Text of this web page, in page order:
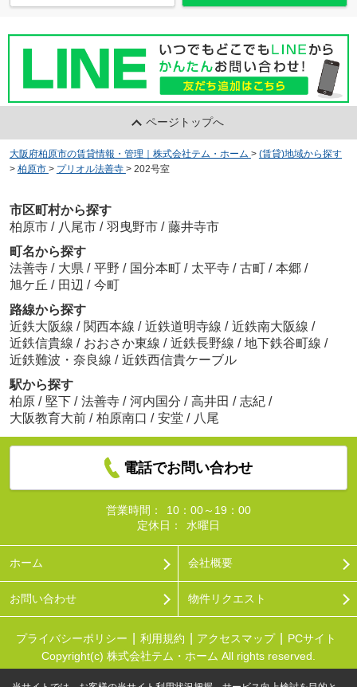
ページトップへ
大阪府柏原市の賃貸情報・管理｜株式会社テム・ホーム > (賃貸)地域から探す
> 柏原市 > プリオル法善寺 > 202号室
市区町村から探す
柏原市 / 八尾市 / 羽曳野市 / 藤井寺市
町名から探す
法善寺 / 大県 / 平野 / 国分本町 / 太平寺 / 古町 / 本郷 /
旭ケ丘 / 田辺 / 今町
路線から探す
近鉄大阪線 / 関西本線 / 近鉄道明寺線 / 近鉄南大阪線 /
近鉄信貴線 / おおさか東線 / 近鉄長野線 / 地下鉄谷町線 /
近鉄難波・奈良線 / 近鉄西信貴ケーブル
駅から探す
柏原 / 堅下 / 法善寺 / 河内国分 / 高井田 / 志紀 /
大阪教育大前 / 柏原南口 / 安堂 / 八尾
電話でお問い合わせ
営業時間：
10：00～19：00
定休日：
水曜日
ホーム 会社概要
お問い合わせ 物件リクエスト
プライバシーポリシー 利用規約 アクセスマップ
PCサイト
Copyright(c) 株式会社テム・ホーム All rights reserved.